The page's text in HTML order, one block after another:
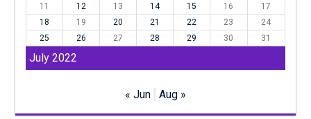
July 2022
11
12 13 14 15 16
17
18
19 20 21 22 23
24
25
26 27 28 29 30 31
« Jun Aug »